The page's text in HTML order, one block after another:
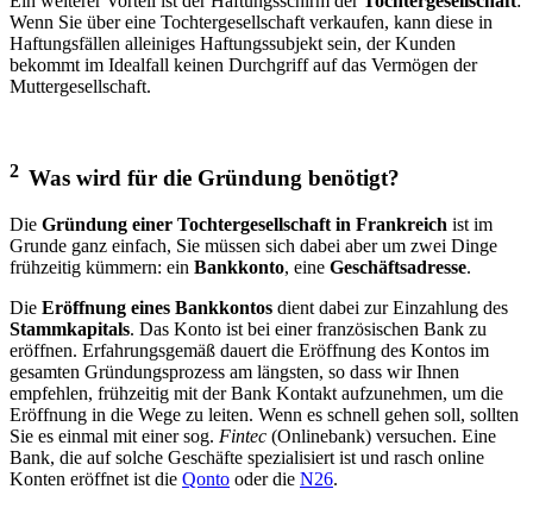
Wenn Sie über eine Tochtergesellschaft verkaufen, kann diese in
Haftungsfällen alleiniges Haftungssubjekt sein, der Kunden
bekommt im Idealfall keinen Durchgriff auf das Vermögen der
Muttergesellschaft.
2 Was wird für die Gründung benötigt?
Die Gründung einer Tochtergesellschaft in Frankreich ist im
Grunde ganz einfach, Sie müssen sich dabei aber um zwei Dinge
frühzeitig kümmern: ein Bankkonto, eine Geschäftsadresse.
Die Eröffnung eines Bankkontos dient dabei zur Einzahlung des
Stammkapitals. Das Konto ist bei einer französischen Bank zu
eröffnen. Erfahrungsgemäß dauert die Eröffnung des Kontos im
gesamten Gründungsprozess am längsten, so dass wir Ihnen
empfehlen, frühzeitig mit der Bank Kontakt aufzunehmen, um die
Eröffnung in die Wege zu leiten. Wenn es schnell gehen soll, sollten
Sie es einmal mit einer sog. Fintec (Onlinebank) versuchen. Eine
Bank, die auf solche Geschäfte spezialisiert ist und rasch online
Konten eröffnet ist die Qonto oder die N26.